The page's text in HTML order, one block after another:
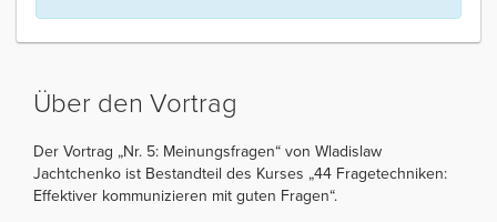
Über den Vortrag
Der Vortrag „Nr. 5: Meinungsfragen“ von Wladislaw
Jachtchenko ist Bestandteil des Kurses „44 Fragetechniken:
Effektiver kommunizieren mit guten Fragen“.